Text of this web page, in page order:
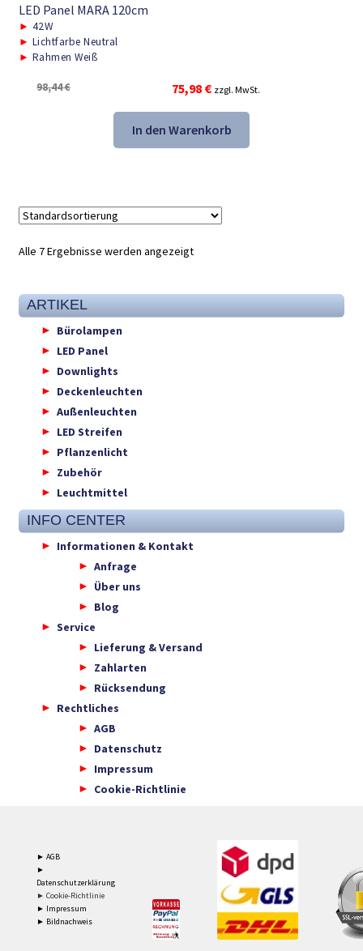
LED Panel MARA 120cm
► 42W
► Lichtfarbe Neutral
► Rahmen Weiß
98,44€
Ursprünglicher
Preis
war:
98,44 €
75,98 €Aktueller
Preis
ist:
75,98 €.
zzgl. MwSt.
In den Warenkorb
Alle 7 Ergebnisse werden angezeigt
ARTIKEL
Bürolampen
LED Panel
Downlights
Deckenleuchten
Außenleuchten
LED Streifen
Pflanzenlicht
Zubehör
Leuchtmittel
INFO CENTER
Informationen & Kontakt
Anfrage
Über uns
Blog
Service
Lieferung & Versand
Zahlarten
Rücksendung
Rechtliches
AGB
Datenschutz
Impressum
Cookie-Richtlinie
► AGB
►
Datenschutzerklärung
► Cookie-Richtlinie
► Impressum
► Bildnachweis